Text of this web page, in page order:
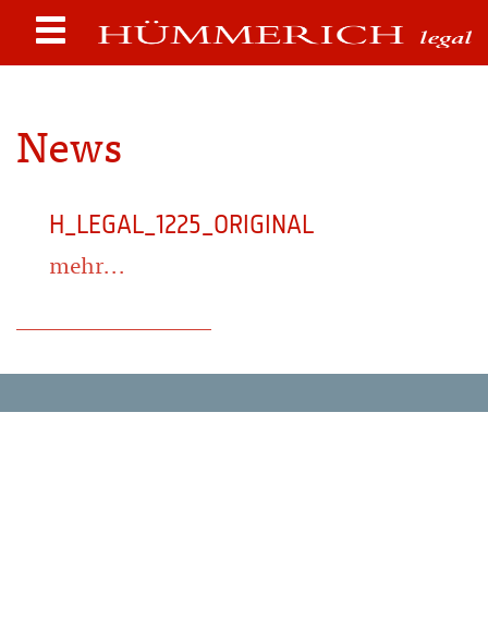
News
H_LEGAL_1225_ORIGINAL
mehr...